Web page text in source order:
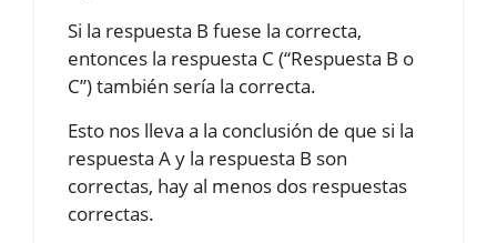
Si la respuesta B fuese la correcta,
entonces la respuesta C (“Respuesta B o
C”) también sería la correcta.
Esto nos lleva a la conclusión de que si la
respuesta A y la respuesta B son
correctas, hay al menos dos respuestas
correctas.